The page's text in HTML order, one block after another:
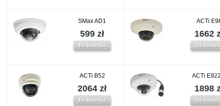
SMax AD1
599 zł
Do koszyka
ACTi
1662
Do
ACTi B52
2064 zł
Do koszyka
ACTi
1898
Do